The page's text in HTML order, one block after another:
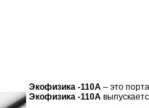
Экофизика -110А – это
Экофизика -110А